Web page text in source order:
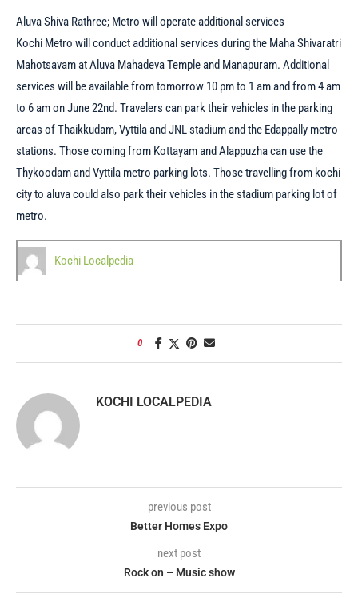
Aluva Shiva Rathree; Metro will operate additional services
Kochi Metro will conduct additional services during the Maha Shivaratri
Mahotsavam at Aluva Mahadeva Temple and Manapuram. Additional
services will be available from tomorrow 10 pm to 1 am and from 4 am
to 6 am on June 22nd. Travelers can park their vehicles in the parking
areas of Thaikkudam, Vyttila and JNL stadium and the Edappally metro
stations. Those coming from Kottayam and Alappuzha can use the
Thykoodam and Vyttila metro parking lots. Those travelling from kochi
city to aluva could also park their vehicles in the stadium parking lot of
metro.
Kochi Localpedia
0
KOCHI LOCALPEDIA
previous post
Better Homes Expo
next post
Rock on – Music show